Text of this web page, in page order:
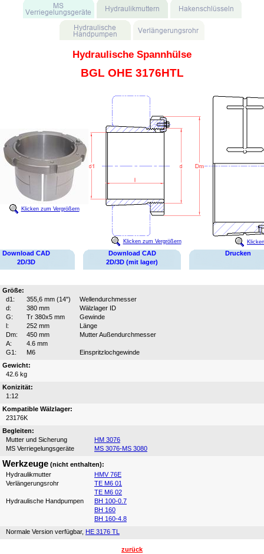
Hydraulische Spannhülse
BGL OHE 3176HTL
Klicken zum Vergrößern
Klicken zum Vergrößern
Download CAD
2D/3D
Download CAD
2D/3D (mit lager)
Drucken
Größe:
d1:
355,6 mm (14")
Wellendurchmesser
d:
380 mm
Wälzlager ID
G:
Tr 380x5 mm
Gewinde
l:
252 mm
Länge
Dm:
450 mm
Mutter Außendurchmesser
A:
4.6 mm
G1:
M6
Einspritzlochgewinde
Gewicht:
42.6 kg
Konizität:
1:12
Kompatible Wälzlager:
23176K
Begleiten:
Mutter und Sicherung
HM 3076
MS Verriegelungsgeräte
MS 3076-MS 3080
Werkzeuge (nicht enthalten):
Hydraulikmutter
HMV 76E
Verlängerungsrohr
TE M6 01
TE M6 02
Hydraulische Handpumpen
BH 100-0.7
BH 160
BH 160-4.8
Normale Version verfügbar, HE 3176 TL
zurück